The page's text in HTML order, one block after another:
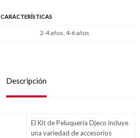
CARACTERÍSTICAS
2-4 años, 4-6 años
Descripción
El Kit de Peluquería Djeco incluye
una variedad de accesorios